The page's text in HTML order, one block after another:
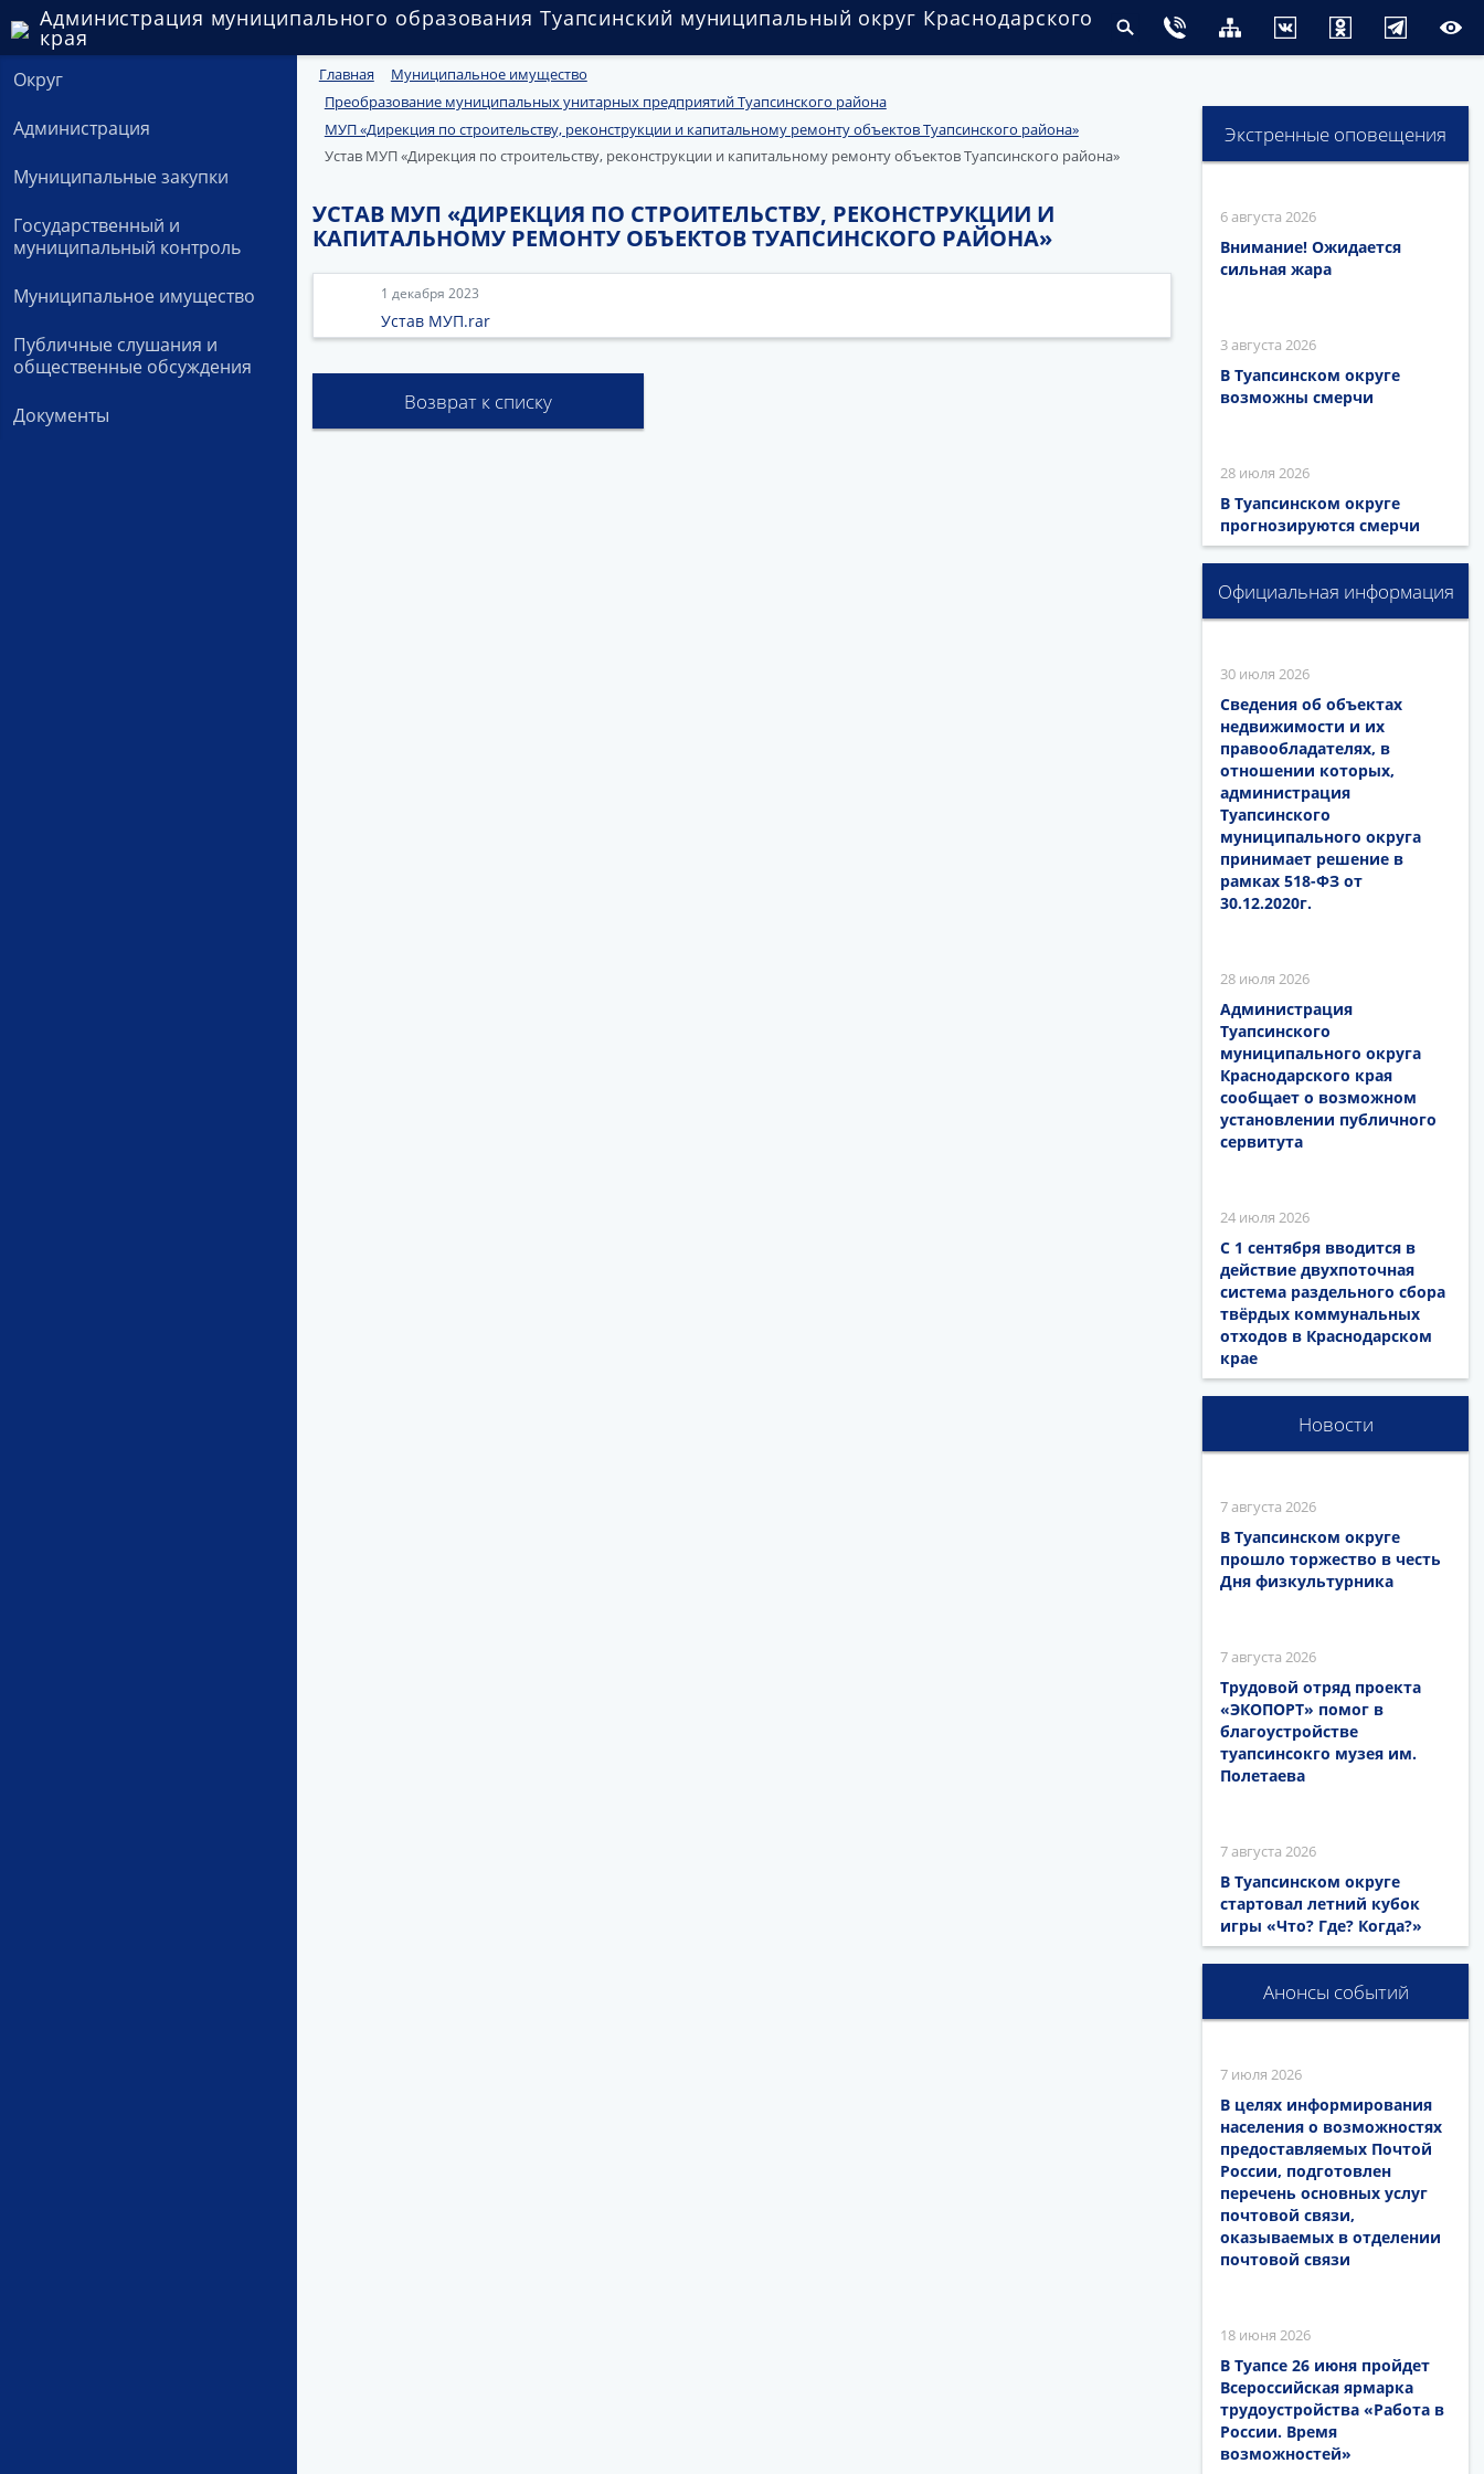
Администрация муниципального образования Туапсинский муниципальный округ Краснодарского
края
Округ
Администрация
Муниципальные закупки
Государственный и
муниципальный контроль
Муниципальное имущество
Публичные слушания и
общественные обсуждения
Документы
Главная
Муниципальное имущество
Преобразование муниципальных унитарных предприятий Туапсинского района
МУП «Дирекция по строительству, реконструкции и капитальному ремонту объектов Туапсинского района»
Устав МУП «Дирекция по строительству, реконструкции и капитальному ремонту объектов Туапсинского района»
УСТАВ МУП «ДИРЕКЦИЯ ПО СТРОИТЕЛЬСТВУ, РЕКОНСТРУКЦИИ И
КАПИТАЛЬНОМУ РЕМОНТУ ОБЪЕКТОВ ТУАПСИНСКОГО РАЙОНА»
1 декабря 2023
Устав МУП.rar
Возврат к списку
Экстренные оповещения
6 августа 2026
Внимание! Ожидается
сильная жара
3 августа 2026
В Туапсинском округе
возможны смерчи
28 июля 2026
В Туапсинском округе
прогнозируются смерчи
Официальная информация
30 июля 2026
Сведения об объектах
недвижимости и их
правообладателях, в
отношении которых,
администрация
Туапсинского
муниципального округа
принимает решение в
рамках 518-ФЗ от
30.12.2020г.
28 июля 2026
Администрация
Туапсинского
муниципального округа
Краснодарского края
сообщает о возможном
установлении публичного
сервитута
24 июля 2026
С 1 сентября вводится в
действие двухпоточная
система раздельного сбора
твёрдых коммунальных
отходов в Краснодарском
крае
Новости
7 августа 2026
В Туапсинском округе
прошло торжество в честь
Дня физкультурника
7 августа 2026
Трудовой отряд проекта
«ЭКОПОРТ» помог в
благоустройстве
туапсинсокго музея им.
Полетаева
7 августа 2026
В Туапсинском округе
стартовал летний кубок
игры «Что? Где? Когда?»
Анонсы событий
7 июля 2026
В целях информирования
населения о возможностях
предоставляемых Почтой
России, подготовлен
перечень основных услуг
почтовой связи,
оказываемых в отделении
почтовой связи
18 июня 2026
В Туапсе 26 июня пройдет
Всероссийская ярмарка
трудоустройства «Работа в
России. Время
возможностей»